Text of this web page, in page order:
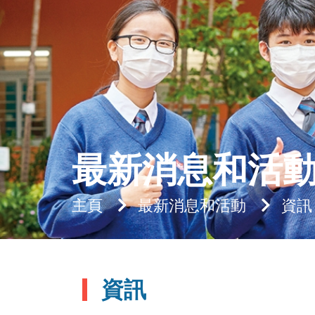
最新消息和活
主頁 最新消息和活動 資訊
資訊